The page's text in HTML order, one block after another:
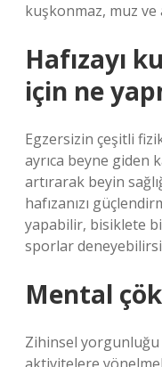
kuşkonmaz, muz
Hafızayı
için ne
Egzersizin çeşitli
ayrıca beyne giden
artırarak beyin
hafızanızı
yapabilir, bisiklete
sporlar
Mental
Zihinsel